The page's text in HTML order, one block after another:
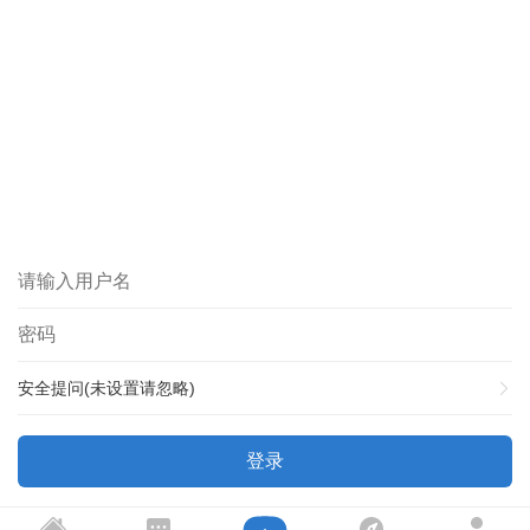
安全提问(未设置请忽略)
登录